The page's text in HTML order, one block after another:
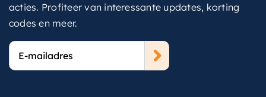
acties. Profiteer van interessante updates, korting
codes en meer.
E-
mailadres